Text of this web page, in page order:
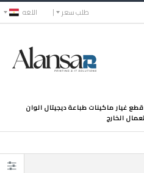
اللغه طلب سعر
قطع غيار ماكينات طباعة ديجيتال الوان